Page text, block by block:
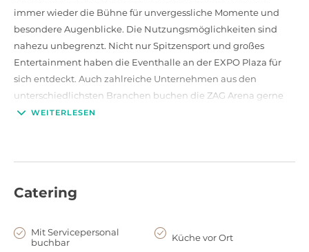
immer wieder die Bühne für unvergessliche Momente und
besondere Augenblicke. Die Nutzungsmöglichkeiten sind
nahezu unbegrenzt. Nicht nur Spitzensport und großes
Entertainment haben die Eventhalle an der EXPO Plaza für
sich entdeckt. Auch zahlreiche Unternehmen aus den
unterschiedlichsten Branchen buchen die ZAG Arena gerne
für Veranstaltungen aller Art.
individuelle Anpassung für jedes Projekt wird durch die
möglich. Dazu gehören unter anderem die flexible
welche allen Besuchern wirklich beste Sichtverhältnisse
bietet, sowie unterschiedlichste Bestuhlungsmuster und
WEITERLESEN
Catering
Mit Servicepersonal
buchbar
Küche vor Ort